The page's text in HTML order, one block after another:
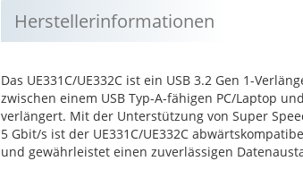
Herstellerinformationen
Das UE331C/UE332C ist ein USB 3.2 Gen 1-
zwischen einem USB Typ-A-fähigen PC/Laptop
verlängert. Mit der Unterstützung von Super
5 Gbit/s ist der UE331C/UE332C
und gewährleistet einen zuverlässigen